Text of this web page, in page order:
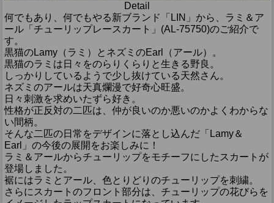
Detail
何でもあり、何でもやる新ブランド「LIN」から、ラミ＆ア
ール「チューリップレースカート」(AL-75750)のご紹介で
す。
黒猫のLamy（ラミ）とネズミのEarl（アール）。
黒猫のラミは日々をのらりくらりと生きる野良。
しっかりしているようで少し抜けている天然さん。
ネズミのアールは天真爛漫で好奇心旺盛。
日々刺激を求めいたずら好き。
性格が正反対の二匹は、仲が良いのか悪いのかよくわからな
い間柄。
そんな二匹の日常をデザインに落とし込んだ「Lamy＆
Earl」の今後の展開をお楽しみに！
ラミ＆アールからチューリップをモチーフにしたスカートが
登場しました。
裾にはラミとアール、色とりどりのチューリップを刺繍。
さらにスカートのフロント部分は、チューリップの花びらを